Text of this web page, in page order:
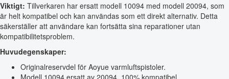
Viktigt: Tillverkaren har ersatt modell 10094 med modell 20094, som
är helt kompatibel och kan användas som ett direkt alternativ. Detta
säkerställer att användare kan fortsätta sina reparationer utan
kompatibilitetsproblem.
Huvudegenskaper:
Originalreservdel för Aoyue varmluftspistoler.